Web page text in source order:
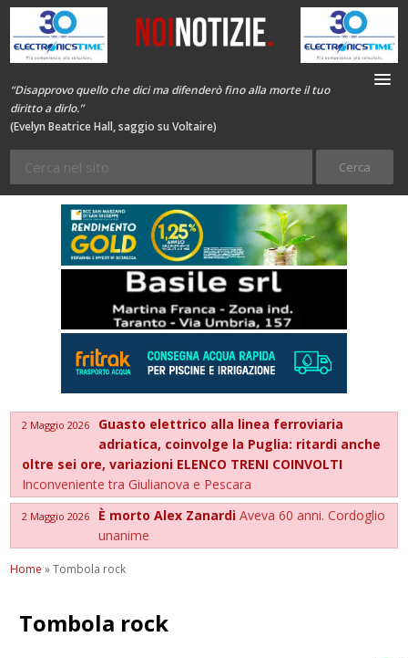
“Disapprovo quello che dici ma difenderò fino alla morte il tuo
diritto a dirlo.”
(Evelyn Beatrice Hall, saggio su Voltaire)
2 Maggio 2026
Guasto elettrico alla linea ferroviaria
adriatica, coinvolge la Puglia: ritardi anche
oltre sei ore, variazioni ELENCO TRENI COINVOLTI
Inconveniente tra Giulianova e Pescara
2 Maggio 2026 È morto Alex ZanardiAveva 60 anni. Cordoglio
unanime
Home »Tombola rock
Tombola rock